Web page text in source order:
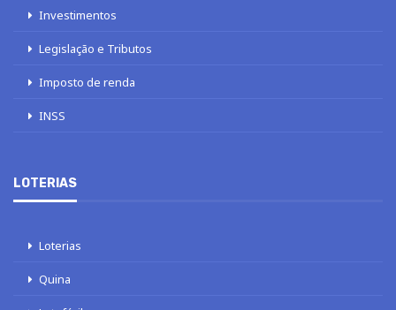
Investimentos
Legislação e Tributos
Imposto de renda
INSS
LOTERIAS
Loterias
Quina